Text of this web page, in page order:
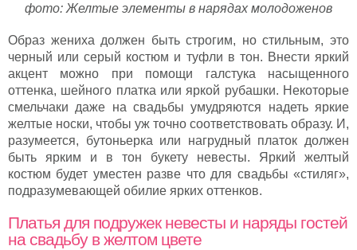
фото: Желтые элементы в нарядах молодоженов
Образ жениха должен быть строгим, но стильным, это
черный или серый костюм и туфли в тон. Внести яркий
акцент можно при помощи галстука насыщенного
оттенка, шейного платка или яркой рубашки. Некоторые
смельчаки даже на свадьбы умудряются надеть яркие
желтые носки, чтобы уж точно соответствовать образу. И,
разумеется, бутоньерка или нагрудный платок должен
быть ярким и в тон букету невесты. Яркий желтый
костюм будет уместен разве что для свадьбы «стиляг»,
подразумевающей обилие ярких оттенков.
Платья для подружек невесты и наряды гостей
на свадьбу в желтом цвете